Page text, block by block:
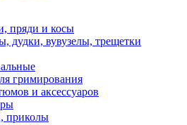
пряди и косы
дудки, вувузелы, трещетки
гримирования
и аксессуаров
приколы